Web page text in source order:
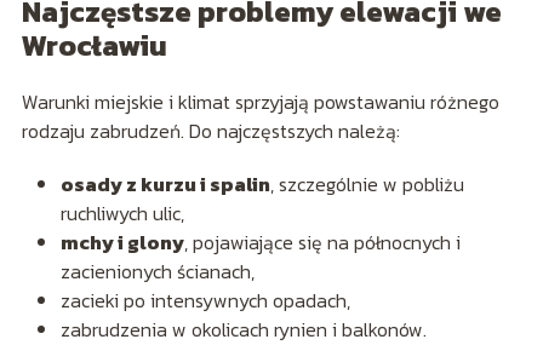
Najczęstsze problemy elewacji we
Wrocławiu
Warunki miejskie i klimat sprzyjają powstawaniu różnego
rodzaju zabrudzeń. Do najczęstszych należą:
osady z kurzu i spalin, szczególnie w pobliżu
ruchliwych ulic,
mchy i glony, pojawiające się na północnych i
zacienionych ścianach,
zacieki po intensywnych opadach,
zabrudzenia w okolicach rynien i balkonów.